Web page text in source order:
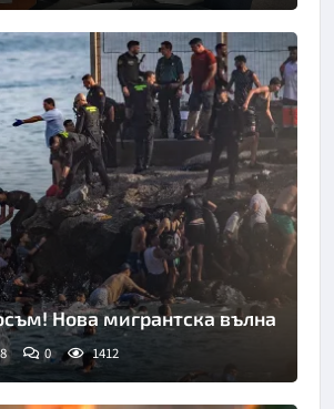
прес
Нова мигрантска вълна
0 1412